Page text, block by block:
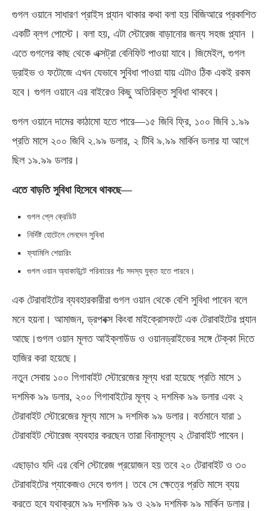
গুগল ওয়ানে সাধারণ প্রাইস প্ল্যান থাকার কথা বলা হয় বিজিআরে প্রকাশিত
একটি ব্লগ পোস্টে। বলা হয়, এটা স্টোরেজ বাড়ানোর জন্য সহজ প্ল্যান ।
এতে গুগলের কাছ থেকে এক্সট্রা বেনিফিট পাওয়া যাবে। জিমেইল, গুগল
ড্রাইভ ও ফটোজে এখন যেভাবে সুবিধা পাওয়া যায় এটাও ঠিক একই রকম
হবে। গুগল ওয়ানে এর বাইরেও কিছু অতিরিক্ত সুবিধা থাকবে।
গুগল ওয়ানে দামের কাঠামো হতে পারে—১৫ জিবি ফ্রি, ১০০ জিবি ১.৯৯
প্রতি মাসে ২০০ জিবি ২.৯৯ ডলার, ২ টিবি ৯.৯৯ মার্কিন ডলার যা আগে
ছিল ১৯.৯৯ ডলার।
এতে বাড়তি সুবিধা হিসেবে থাকছে—
গুগল প্লে ক্রেডিট
নির্দিষ্ট হোটেলে লেনদেন সুবিধা
ফ্যামিলি শেয়ারিং
গুগল ওয়ান অ্যাকাউন্টে পরিবারের পঁচ সদস্য যুক্ত হতে পারবে।
এক টেরাবাইটের ব্যবহারকারীরা গুগল ওয়ান থেকে বেশি সুবিধা পাবেন বলে
মনে হয়না। আমাজন, ড্রপবক্স কিংবা মাইক্রোসফটে এক টেরাবাইটের প্ল্যান
আছে।গুগল ওয়ান মূলত আইক্লাউড ও ওয়ানড্রাইভের সঙ্গে টেক্কা দিতে
হাজির করা হয়েছে।
নতুন সেবায় ১০০ গিগাবাইট স্টোরেজের মূল্য ধরা হয়েছে প্রতি মাসে ১
দশমিক ৯৯ ডলার, ২০০ গিগাবাইটের মূল্য ২ দশমিক ৯৯ ডলার এবং ২
টেরাবাইট স্টোরেজের মূল্য মাসে ৯ দশমিক ৯৯ ডলার। বর্তমানে যারা ১
টেরাবাইট স্টোরেজ ব্যবহার করছেন তারা বিনামূল্যে ২ টেরাবাইট পাবেন।
এছাড়াও যদি এর বেশি স্টোরেজ প্রয়োজন হয় তবে ২০ টেরাবাইট ও ৩০
টেরাবাইটের প্যাকেজও দেবে গুগল। তবে সে ক্ষেত্রে প্রতি মাসে ব্যয়
করতে হবে যথাক্রমে ৯৯ দশমিক ৯৯ ও ২৯৯ দশমিক ৯৯ মার্কিন ডলার।